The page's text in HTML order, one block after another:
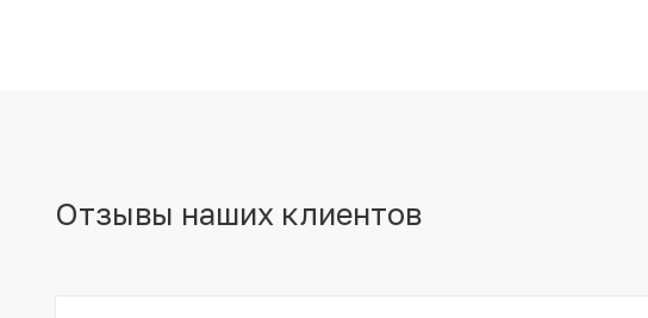
Отзывы наших клиентов